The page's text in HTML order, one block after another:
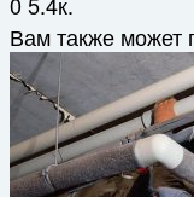
Вам также может